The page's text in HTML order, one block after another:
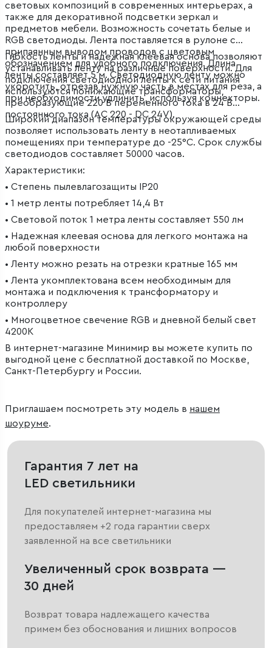
световых композиций в современных интерьерах, а
также для декоративной подсветки зеркал и
предметов мебели. Возможность сочетать белые и
RGB светодиоды. Лента поставляется в рулоне с
припаянным выводом проводов с цветовым
обозначением для удобного подключения. Длина
ленты составляет 5 м. Светодиодную ленту можно
укоротить, отрезав нужную часть в местах для реза, а
при необходимости удлинить, используя коннекторы.
Гибкость ленты и надежная клеевая основа позволяют
устанавливать ленту на различные поверхности. Для
подключения светодиодной ленты к сети питания
используются понижающие трансформаторы,
преобразующие 220 В переменного тока в 24 В
постоянного тока (AC 220 - DC 24V).
Широкий диапазон температуры окружающей среды
позволяет использовать ленту в неотапливаемых
помещениях при температуре до -25°С. Срок службы
светодиодов составляет 50000 часов.
Характеристики:
• Степень пылевлагозащиты IP20
• 1 метр ленты потребляет 14,4 Вт
• Световой поток 1 метра ленты составляет 550 лм
• Надежная клеевая основа для легкого монтажа на
любой поверхности
• Ленту можно резать на отрезки кратные 165 мм
• Лента укомплектована всем необходимым для
монтажа и подключения к трансформатору и
контроллеру
• Многоцветное свечение RGB и дневной белый свет
4200К
В интернет-магазине Минимир вы можете купить по
выгодной цене с бесплатной доставкой по Москве,
Санкт-Петербургу и России.
Приглашаем посмотреть эту модель в нашем
шоуруме.
Гарантия 7 лет на
LED светильники
Для покупателей интернет-магазина мы
предоставляем +2 года гарантии сверх
заявленной на все светильники
Увеличенный срок возврата —
30 дней
Возврат товара надлежащего качества
примем без обоснования и лишних вопросов